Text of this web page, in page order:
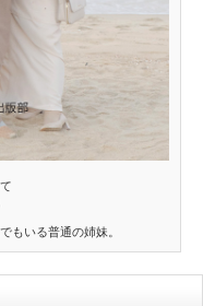
もいる普通の姉妹。